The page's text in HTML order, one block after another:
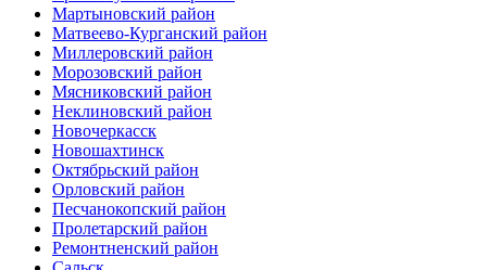
Мартыновский район
Матвеево-Курганский район
Миллеровский район
Морозовский район
Мясниковский район
Неклиновский район
Новочеркасск
Новошахтинск
Октябрьский район
Орловский район
Песчанокопский район
Пролетарский район
Ремонтненский район